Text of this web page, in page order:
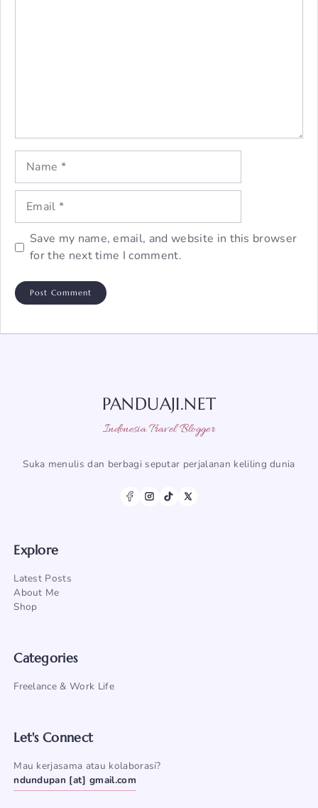
Name
Email
Save my name, email, and website in this browser
for the next time I comment.
PANDUAJI.NET
Indonesia Travel Blogger
Suka menulis dan berbagi seputar perjalanan keliling dunia
Explore
Latest Posts
About Me
Shop
Categories
Freelance & Work Life
Let's Connect
Mau kerjasama atau kolaborasi?
ndundupan [at] gmail.com